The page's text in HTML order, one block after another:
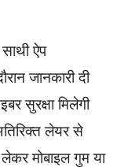
ऐप
जानकारी दी
सुरक्षा मिलेगी
लेयर से
मोबाइल गुम या